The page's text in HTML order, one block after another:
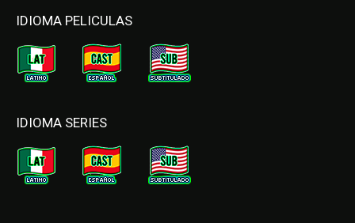
IDIOMA PELICULAS
IDIOMA SERIES